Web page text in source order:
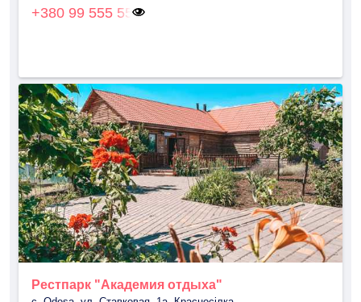
+380 99 555 55
Рестпарк "Академия отдыха"